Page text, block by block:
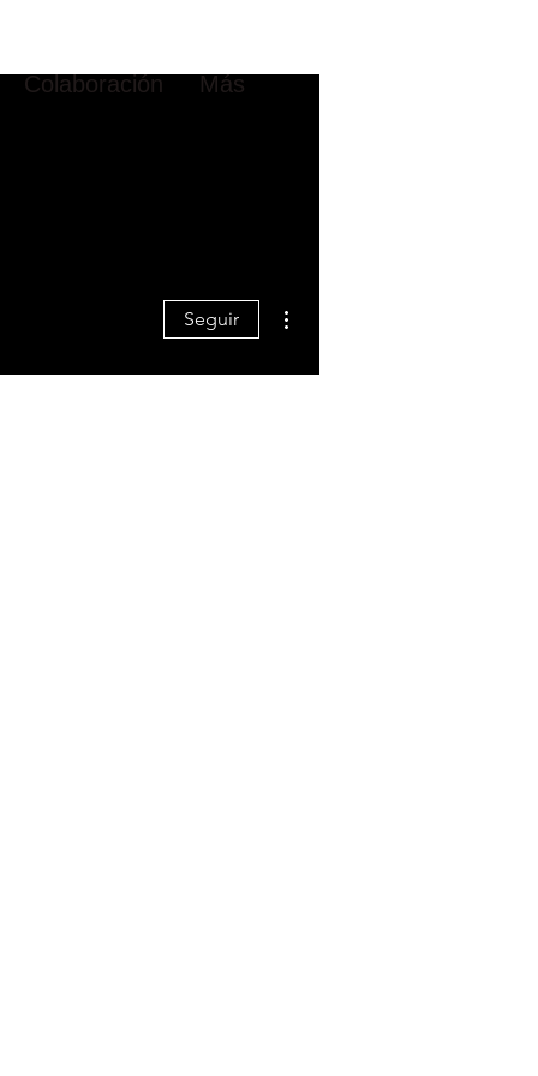
Colaboración Más
Seguir